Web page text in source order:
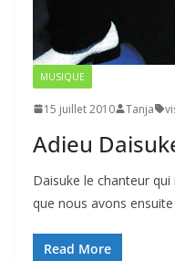
MUSIQUE
15 juillet 2010 Tanja
Adieu
Daisuke le chanteur
que nous avons
Read More